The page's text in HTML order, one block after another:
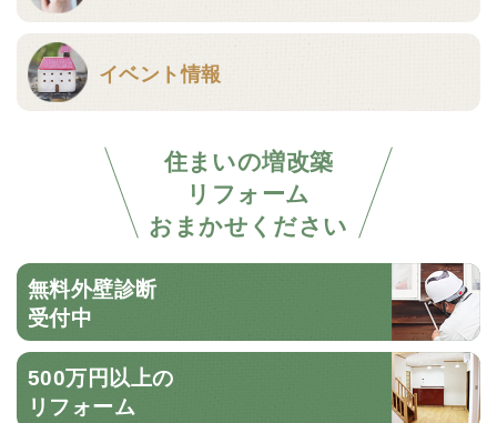
イベント情報
住まいの増改築
リフォーム
おまかせください
無料外壁診断
受付中
500万円以上の
リフォーム